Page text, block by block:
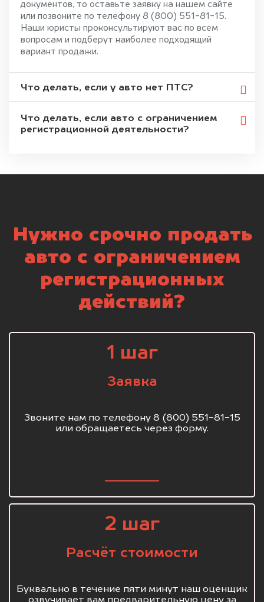
документов, то оставьте заявку на нашем сайте
или позвоните по телефону 8 (800) 551-81-15.
Наши юристы проконсультируют вас по всем
вопросам и подберут наиболее подходящий
вариант продажи.
Что делать, если у авто нет ПТС?
Что делать, если авто с ограничением
регистрационной деятельности?
Нужно срочно продать
авто с ограничением
регистрационных
действий?
1 шаг
Заявка
Звоните нам по телефону 8 (800) 551-81-15
или обращаетесь через форму.
2 шаг
Расчёт стоимости
Буквально в течение пяти минут наш оценщик